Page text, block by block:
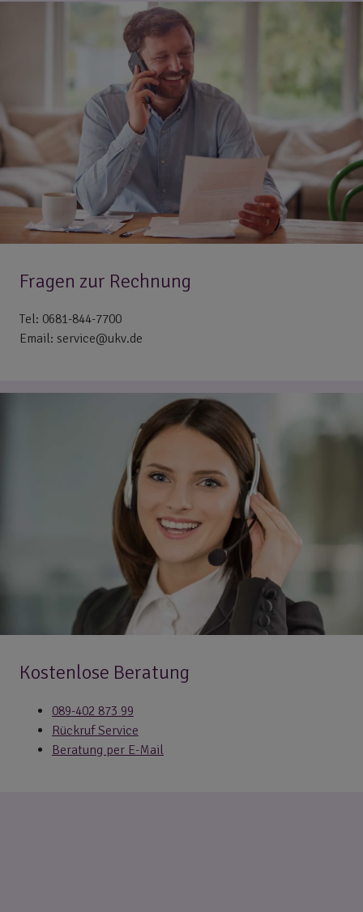
Fragen zur Rechnung
Tel: 0681-844-7700
Email: service@ukv.de
Kostenlose Beratung
089-402 873 99
Rückruf Service
Beratung per E-Mail